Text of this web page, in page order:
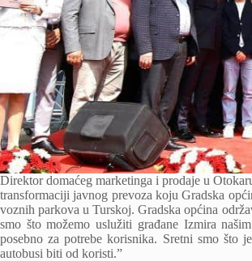
Direktor domaćeg marketinga i prodaje u
transformaciji javnog prevoza koju Gradska
voznih parkova u Turskoj. Gradska općina
smo što možemo uslužiti građane Izmira
posebno za potrebe korisnika. Sretni smo što
autobusi biti od koristi.”